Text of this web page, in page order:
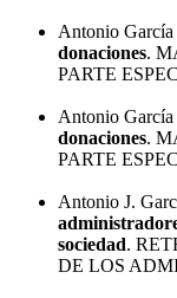
Antonio García
donaciones.
PARTE
Antonio García
donaciones.
PARTE
Antonio J.
sociedad.
DE LOS